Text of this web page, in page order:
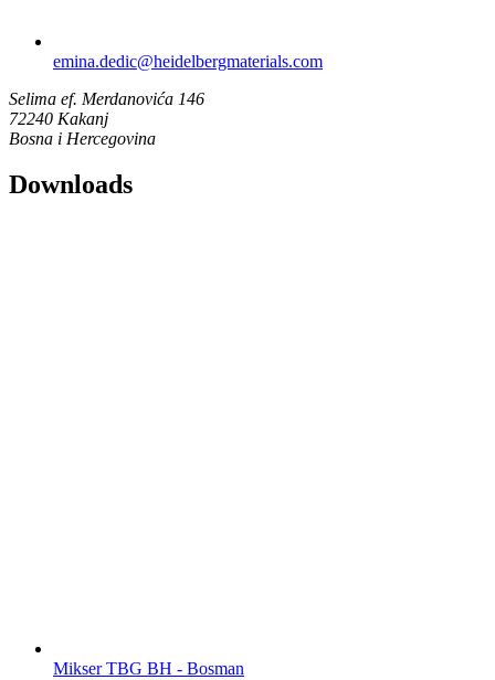
emina.dedic​@heidelbergmaterials.com
Selima ef. Merdanovića 146
72240 Kakanj
Bosna i Hercegovina
Downloads
Mikser TBG BH - Bosman